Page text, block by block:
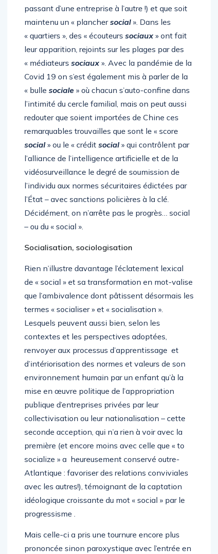
passant d’une entreprise à l’autre !) et que soit
maintenu un « planchersocial». Dans les
« quartiers », des « écouteurs sociaux » ont fait
leur apparition, rejoints sur les plages par des
« médiateurs sociaux ». Avec la pandémie de la
Covid 19 on s’est également mis à parler de la
« bulle sociale » où chacun s’auto-confine dans
l’intimité du cercle familial, mais on peut aussi
redouter que soient importées de Chine ces
remarquables trouvailles que sont le « score
social» ou le « crédit social» qui contrôlent par
l’alliance de l’intelligence artificielle et de la
vidéosurveillance le degré de soumission de
l’individu aux normes sécuritaires édictées par
l’État – avec sanctions policières à la clé.
Décidément, on n’arrête pas le progrès… social
– ou du « social ».
Socialisation, sociologisation
Rien n’illustre davantage l’éclatement lexical
de « social » et sa transformation en mot-valise
que l’ambivalence dont pâtissent désormais les
termes « socialiser » et « socialisation ».
Lesquels peuvent aussi bien, selon les
contextes et les perspectives adoptées,
renvoyer aux processus d’apprentissage et
d’intériorisation des normes et valeurs de son
environnement humain par un enfant qu’à la
mise en œuvre politique de l’appropriation
publique d’entreprises privées par leur
collectivisation ou leur nationalisation – cette
seconde acception, qui n’a rien à voir avec la
première (et encore moins avec celle que « to
socialize » a heureusement conservé outre-
Atlantique : favoriser des relations conviviales
avec les autres!), témoignant de la captation
idéologique croissante du mot « social » par le
progressisme .
Mais celle-ci a pris une tournure encore plus
prononcée sinon paroxystique avec l’entrée en